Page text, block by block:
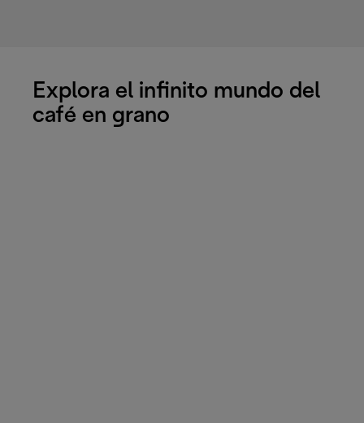
Explora el infinito mundo del
café en grano